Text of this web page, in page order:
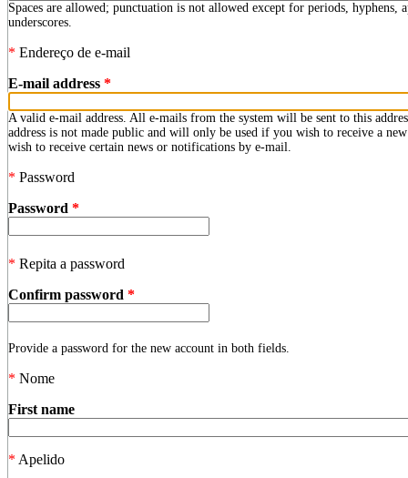
Spaces are allowed; punctuation is not allowed except for periods, hyphens,
underscores.
* Endereço de e-mail
E-mail address *
A valid e-mail address. All e-mails from the system will be sent to this
address is not made public and will only be used if you wish to receive a
wish to receive certain news or notifications by e-mail.
* Password
Password *
* Repita a password
Confirm password *
Provide a password for the new account in both fields.
* Nome
First name
* Apelido